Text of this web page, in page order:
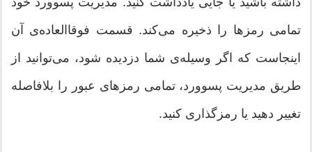
تمامی رمزها را ذخیره می‌کند. قسمت فوقا‌العاده‌ی آن
اینجاست که اگر وسیله‌‌ی شما دزدیده شود، می‌توانید از
طریق مدیریت پسوورد، تمامی رمز‌های عبور را بلافاصله
تغییر دهید یا رمز‌گذاری کنید.